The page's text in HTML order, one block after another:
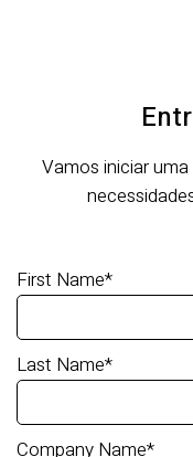
Vamos iniciar
First Name*
Last Name*
Company Name*